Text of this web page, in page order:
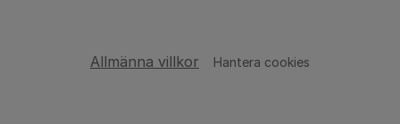
Allmänna villkor Hantera cookies